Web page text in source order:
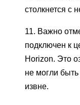
столкнется с
11. Важно
подключен к
Horizon. Это
не могли
извне.